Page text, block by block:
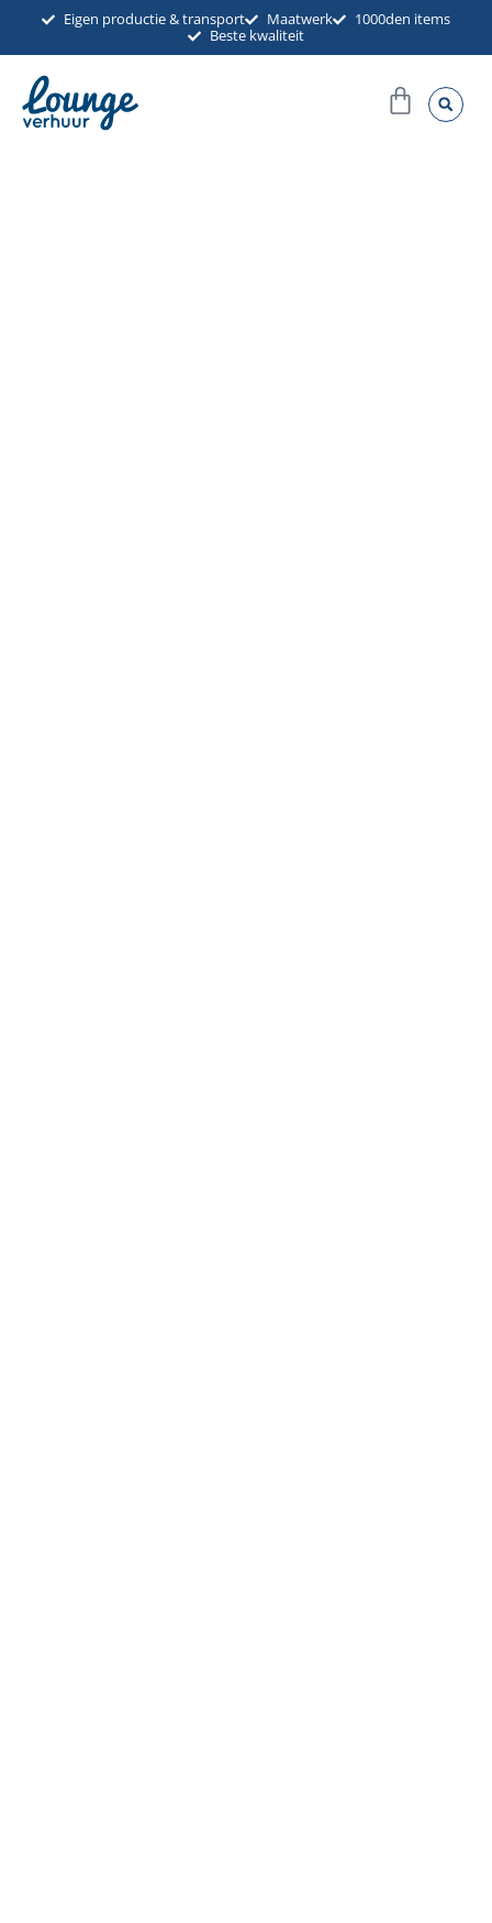
inhoud
Eigen productie & transport Maatwerk
1000den items
Beste kwaliteit